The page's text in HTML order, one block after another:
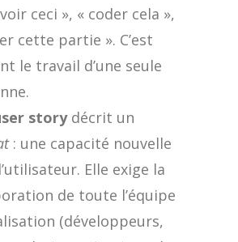
ceci », « coder cela »,
cette partie ». C’est
le travail d’une seule
storydécrit un
: une capacité nouvelle
Elle exige la
de toute l’équipe
(développeurs,